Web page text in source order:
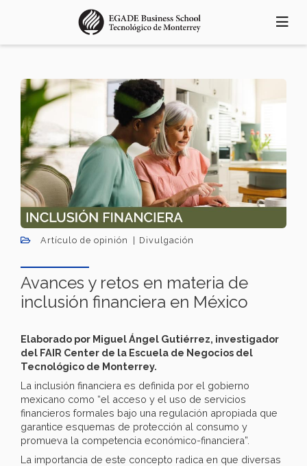
content
Artículo de opinión Divulgación
Avances y retos en materia de
inclusión financiera en México
Elaborado por Miguel Ángel Gutiérrez, investigador
del FAIR Center de la Escuela de Negocios del
Tecnológico de Monterrey.
La inclusión financiera es definida por el gobierno
mexicano como “el acceso y el uso de servicios
financieros formales bajo una regulación apropiada que
garantice esquemas de protección al consumo y
promueva la competencia económico-financiera”.
La importancia de este concepto radica en que diversas